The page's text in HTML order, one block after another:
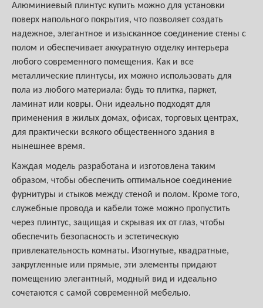
Алюминиевый плинтус купить можно для установки
поверх напольного покрытия, что позволяет создать
надежное, элегантное и изысканное соединение стены с
полом и обеспечивает аккуратную отделку интерьера
любого современного помещения. Как и все
металлические плинтусы, их можно использовать для
пола из любого материала: будь то плитка, паркет,
ламинат или ковры. Они идеально подходят для
применения в жилых домах, офисах, торговых центрах,
для практически всякого общественного здания в
нынешнее время.
Каждая модель разработана и изготовлена таким
образом, чтобы обеспечить оптимальное соединение
фурнитуры и стыков между стеной и полом. Кроме того,
служебные провода и кабели тоже можно пропустить
через плинтус, защищая и скрывая их от глаз, чтобы
обеспечить безопасность и эстетическую
привлекательность комнаты. Изогнутые, квадратные,
закругленные или прямые, эти элементы придают
помещению элегантный, модный вид и идеально
сочетаются с самой современной мебелью.